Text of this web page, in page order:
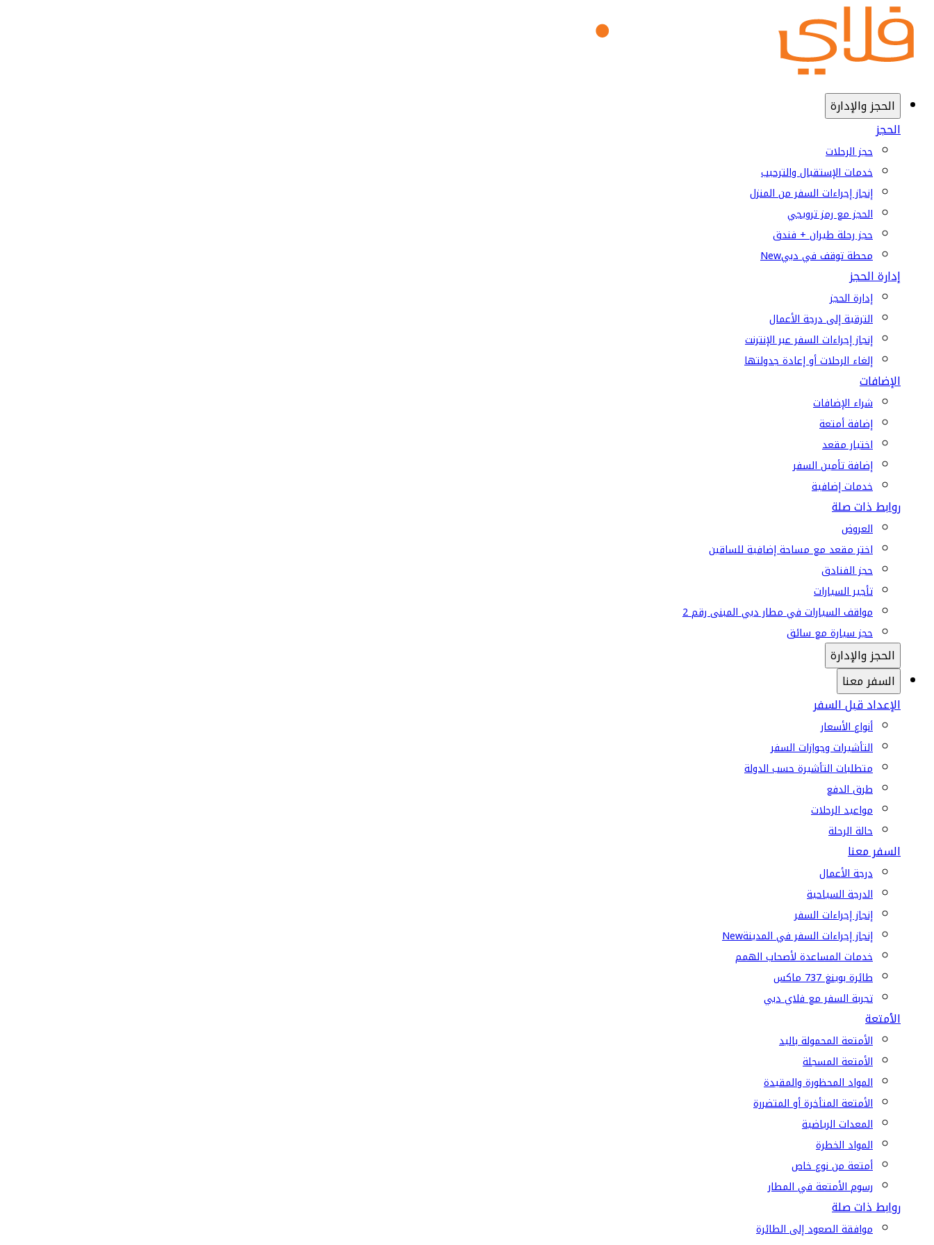
الحجز والإدارة
الحجز
حجز الرحلات
خدمات الإستقبال والترحيب
إنجاز إجراءات السفر من المنزل
الحجز مع رمز ترويجي
حجز رحلة طيران + فندق
محطة توقف في دبيNew
إدارة الحجز
إدارة الحجز
الترقية إلى درجة الأعمال
إنجاز إجراءات السفر عبر الإنترنت
إلغاء الرحلات أو إعادة جدولتها
الإضافات
شراء الإضافات
إضافة أمتعة
اختيار مقعد
إضافة تأمين السفر
خدمات إضافية
روابط ذات صلة
العروض
اختر مقعد مع مساحة إضافية للساقين
حجز الفنادق
تأجير السيارات
مواقف السيارات في مطار دبي المبنى رقم 2
حجز سيارة مع سائق
الحجز والإدارة
السفر معنا
الإعداد قبل السفر
أنواع الأسعار
التأشيرات وجوازات السفر
متطلبات التأشيرة حسب الدولة
طرق الدفع
مواعيد الرحلات
حالة الرحلة
السفر معنا
درجة الأعمال
الدرجة السياحية
إنجاز إجراءات السفر
إنجاز إجراءات السفر في المدينةNew
خدمات المساعدة لأصحاب الهمم
طائرة بوينغ 737 ماكس
تجربة السفر مع فلاي دبي
الأمتعة
الأمتعة المحمولة باليد
الأمتعة المسجلة
المواد المحظورة والمقيدة
الأمتعة المتأخرة أو المتضررة
المعدات الرياضية
المواد الخطرة
أمتعة من نوع خاص
رسوم الأمتعة في المطار
روابط ذات صلة
موافقة الصعود إلى الطائرة